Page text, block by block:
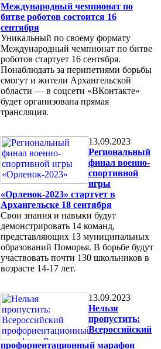
Международный чемпионат по
битве роботов состоится 16
сентября
Уникальный по своему формату
Международный чемпионат по битве
роботов стартует 16 сентября.
Понаблюдать за перипетиями борьбы
смогут и жители Архангельской
области — в соцсети «ВКонтакте»
будет организована прямая
трансляция.
13.09.2023
Региональный
финал военно-
спортивной
игры
«Орленок-2023» стартует в
Архангельске 18 сентября
Свои знания и навыки будут
демонстрировать 14 команд,
представляющих 13 муниципальных
образований Поморья. В борьбе будут
участвовать почти 130 школьников в
возрасте 14-17 лет.
13.09.2023
Нельзя
пропустить:
Всероссийский
профориентационный марафон